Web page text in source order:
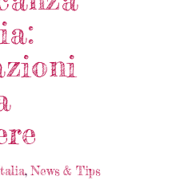
,News & Tips